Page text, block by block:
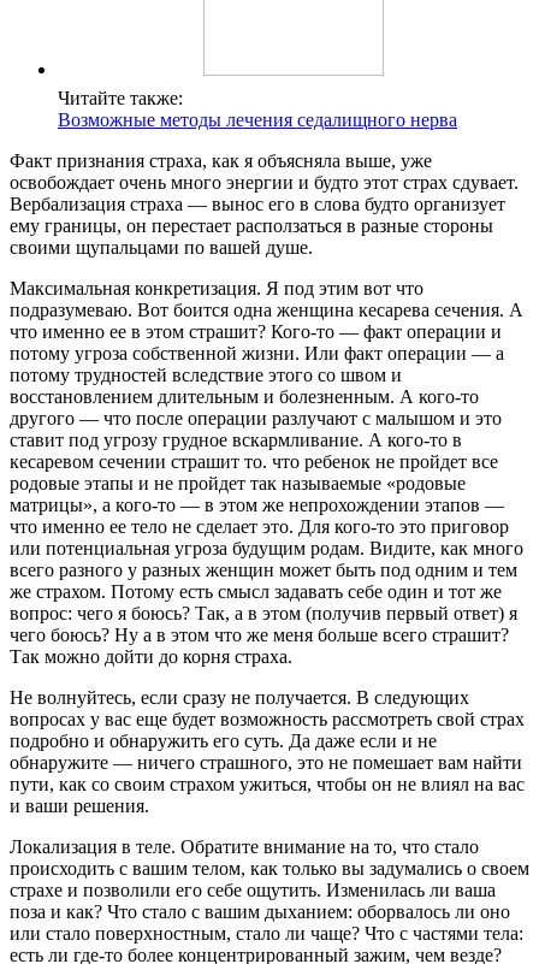
Читайте также:
Возможные методы лечения седалищного нерва
Факт признания страха, как я объясняла выше, уже
освобождает очень много энергии и будто этот страх сдувает.
Вербализация страха — вынос его в слова будто организует
ему границы, он перестает расползаться в разные стороны
своими щупальцами по вашей душе.
Максимальная конкретизация. Я под этим вот что
подразумеваю. Вот боится одна женщина кесарева сечения. А
что именно ее в этом страшит? Кого-то — факт операции и
потому угроза собственной жизни. Или факт операции — а
потому трудностей вследствие этого со швом и
восстановлением длительным и болезненным. А кого-то
другого — что после операции разлучают с малышом и это
ставит под угрозу грудное вскармливание. А кого-то в
кесаревом сечении страшит то. что ребенок не пройдет все
родовые этапы и не пройдет так называемые «родовые
матрицы», а кого-то — в этом же непрохождении этапов —
что именно ее тело не сделает это. Для кого-то это приговор
или потенциальная угроза будущим родам. Видите, как много
всего разного у разных женщин может быть под одним и тем
же страхом. Потому есть смысл задавать себе один и тот же
вопрос: чего я боюсь? Так, а в этом (получив первый ответ) я
чего боюсь? Ну а в этом что же меня больше всего страшит?
Так можно дойти до корня страха.
Не волнуйтесь, если сразу не получается. В следующих
вопросах у вас еще будет возможность рассмотреть свой страх
подробно и обнаружить его суть. Да даже если и не
обнаружите — ничего страшного, это не помешает вам найти
пути, как со своим страхом ужиться, чтобы он не влиял на вас
и ваши решения.
Локализация в теле. Обратите внимание на то, что стало
происходить с вашим телом, как только вы задумались о своем
страхе и позволили его себе ощутить. Изменилась ли ваша
поза и как? Что стало с вашим дыханием: оборвалось ли оно
или стало поверхностным, стало ли чаще? Что с частями тела:
есть ли где-то более концентрированный зажим, чем везде?